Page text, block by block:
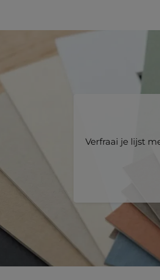
Verfraai je lijst